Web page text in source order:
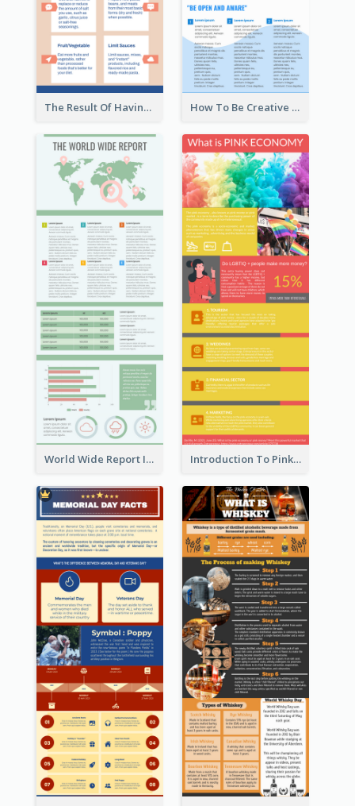
The Result Of Having Excessive Salt Infographic Design How To Be Creative Infographic
World Wide Report Infographic Introduction To Pink Economy Infographic